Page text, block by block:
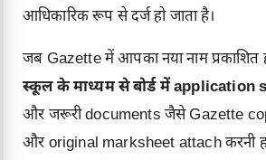
आधिकारिक रूप से दर्ज हो जाता है।
जब Gazette में आपका नया नाम
स्कूल के माध्यम से बोर्ड में
और जरूरी documents जैसे Gazette
और original marksheet attach करनी